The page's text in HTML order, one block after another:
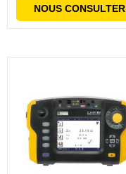
NOUS CONSULTER